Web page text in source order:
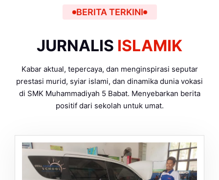
BERITA TERKINI
JURNALIS ISLAMIK
Kabar aktual, tepercaya, dan menginspirasi seputar
prestasi murid, syiar islami, dan dinamika dunia vokasi
di SMK Muhammadiyah 5 Babat. Menyebarkan berita
positif dari sekolah untuk umat.